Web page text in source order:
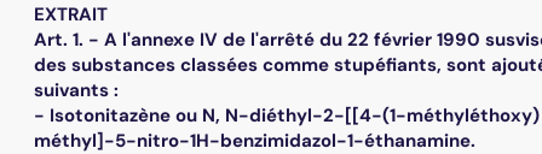
EXTRAIT
Art. 1. - A l'annexe IV de l'arrêté du 22 février 1990
des substances classées comme stupéfiants, sont
suivants :
- Isotonitazène ou N, N-diéthyl-2-[[4-(1-
méthyl]-5-nitro-1H-benzimidazol-1-éthanamine.